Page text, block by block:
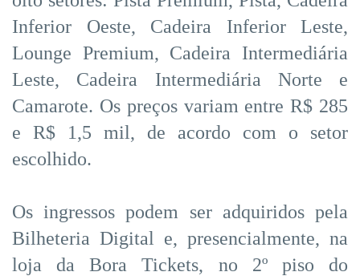
Inferior Oeste, Cadeira Inferior Leste,
Lounge Premium, Cadeira Intermediária
Leste, Cadeira Intermediária Norte e
Camarote. Os preços variam entre R$ 285
e R$ 1,5 mil, de acordo com o setor
escolhido.
Os ingressos podem ser adquiridos pela
Bilheteria Digital e, presencialmente, na
loja da Bora Tickets, no 2º piso do